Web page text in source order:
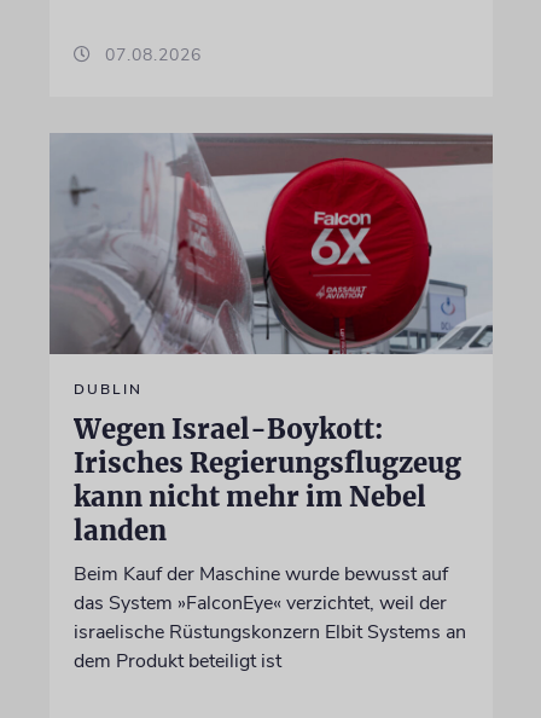
07.08.2026
DUBLIN
Wegen Israel-Boykott:
Irisches Regierungsflugzeug
kann nicht mehr im Nebel
landen
Beim Kauf der Maschine wurde bewusst auf
das System »FalconEye« verzichtet, weil der
israelische Rüstungskonzern Elbit Systems an
dem Produkt beteiligt ist